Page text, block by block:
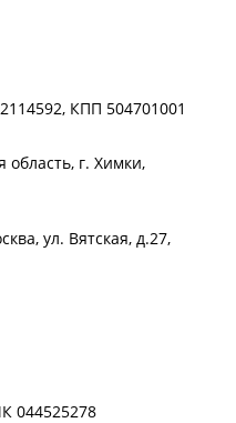
КПП 504701001
г. Химки,
ул. Вятская, д.27,
044525278